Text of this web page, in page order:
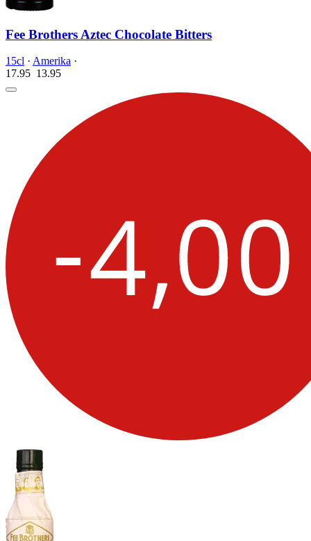
Fee Brothers Aztec Chocolate Bitters
15cl · Amerika ·
17.95 13.95